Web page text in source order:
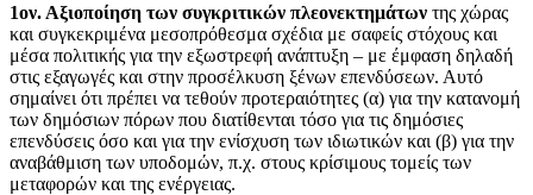
1ον. Αξιοποίηση των συγκριτικών πλεονεκτημάτων της χώρας
και συγκεκριμένα μεσοπρόθεσμα σχέδια με σαφείς στόχους και
μέσα πολιτικής για την εξωστρεφή ανάπτυξη – με έμφαση δηλαδή
στις εξαγωγές και στην προσέλκυση ξένων επενδύσεων. Αυτό
σημαίνει ότι πρέπει να τεθούν προτεραιότητες (α) για την κατανομή
των δημόσιων πόρων που διατίθενται τόσο για τις δημόσιες
επενδύσεις όσο και για την ενίσχυση των ιδιωτικών και (β) για την
αναβάθμιση των υποδομών, π.χ. στους κρίσιμους τομείς των
μεταφορών και της ενέργειας.